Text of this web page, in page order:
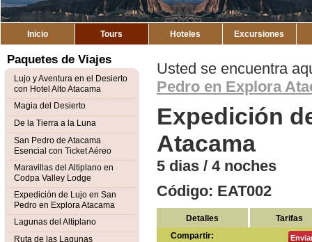
Inicio Tours Hoteles Excursiones
Usted se encuentra
Pedro en Explora
Expedición
Atacama
5 dias / 4 noches
Código: EAT002
Detalles
Tarifas
Compartir:
Paquetes de Viajes
Lujo y Aventura en el Desierto
con Hotel Alto Atacama
Magia del Desierto
De la Tierra a la Luna
San Pedro de Atacama
Esencial con Ticket Aéreo
Maravillas del Altiplano en
Codpa Valley Lodge
Expedición de Lujo en San
Pedro en Explora Atacama
Lagunas del Altiplano
Ruta de las Lagunas